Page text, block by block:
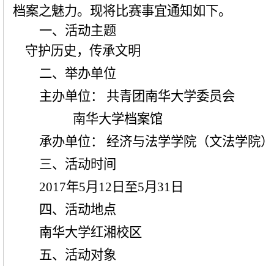
档案之魅力。现将比赛事宜通知如下。
一、活动主题
守护历史，传承文明
二、举办单位
主办单位： 共青团南华大学委员会
南华大学档案馆
承办单位： 经济与法学学院（文法学院）
三、活动时间
2017年5月 12 日至5月 31 日
四、活动地点
南华大学红湘校区
五、活动对象